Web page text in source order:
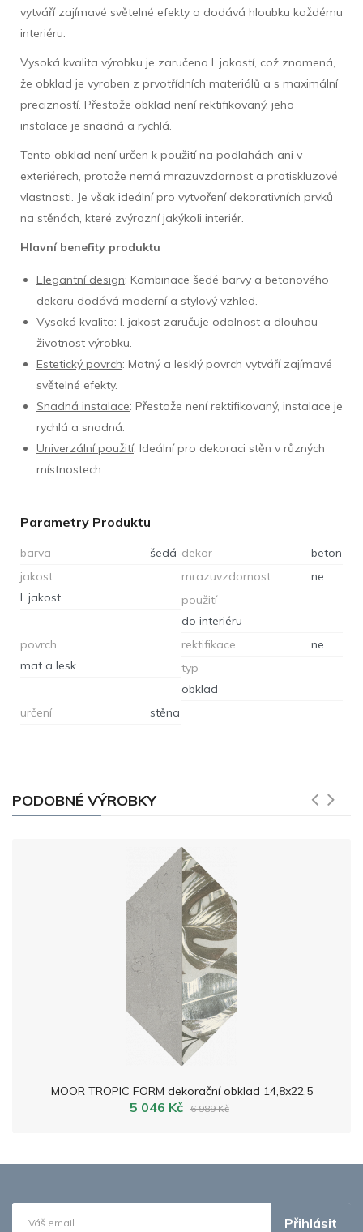
vytváří zajímavé světelné efekty a dodává hloubku každému
interiéru.
Vysoká kvalita výrobku je zaručena I. jakostí, což znamená,
že obklad je vyroben z prvotřídních materiálů a s maximální
precizností. Přestože obklad není rektifikovaný, jeho
instalace je snadná a rychlá.
Tento obklad není určen k použití na podlahách ani v
exteriérech, protože nemá mrazuvzdornost a protiskluzové
vlastnosti. Je však ideální pro vytvoření dekorativních prvků
na stěnách, které zvýrazní jakýkoli interiér.
Hlavní benefity produktu
Elegantní design: Kombinace šedé barvy a betonového
dekoru dodává moderní a stylový vzhled.
Vysoká kvalita: I. jakost zaručuje odolnost a dlouhou
životnost výrobku.
Estetický povrch: Matný a lesklý povrch vytváří zajímavé
světelné efekty.
Snadná instalace: Přestože není rektifikovaný, instalace je
rychlá a snadná.
Univerzální použití: Ideální pro dekoraci stěn v různých
místnostech.
Parametry Produktu
barva šedá dekor
beton
jakost
I. jakost
mrazuvzdornost
ne
použití
do interiéru
povrch
mat a lesk
rektifikace
ne
typ
obklad
určení
stěna
PODOBNÉ VÝROBKY
MOOR TROPIC FORM dekorační obklad 14,8x22,5
5 046 Kč 6 989 Kč
Přihlásit